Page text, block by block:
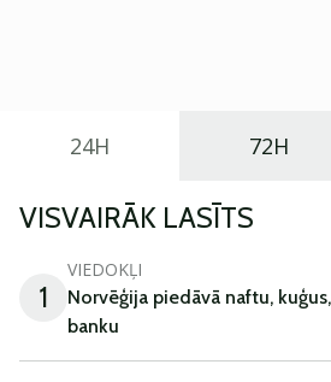
24H 72H
VISVAIRĀK LASĪTS
1
VIEDOKĻI
Norvēģija piedāvā naftu,
banku